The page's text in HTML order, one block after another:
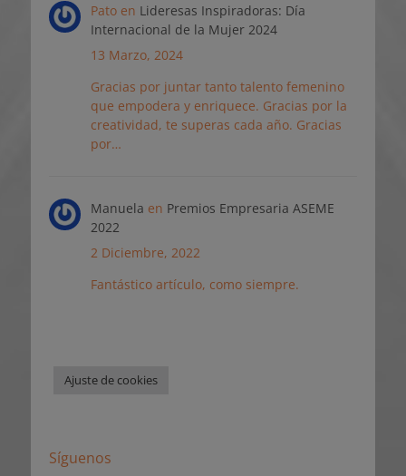
Patoen Lideresas Inspiradoras: Día
Internacional de la Mujer 2024
13 Marzo, 2024
Gracias por juntar tanto talento femenino
que empodera y enriquece. Gracias por la
creatividad, te superas cada año. Gracias
por…
Manuela en Premios Empresaria ASEME
2022
2 Diciembre, 2022
Fantástico artículo, como siempre.
Ajuste de cookies
Síguenos